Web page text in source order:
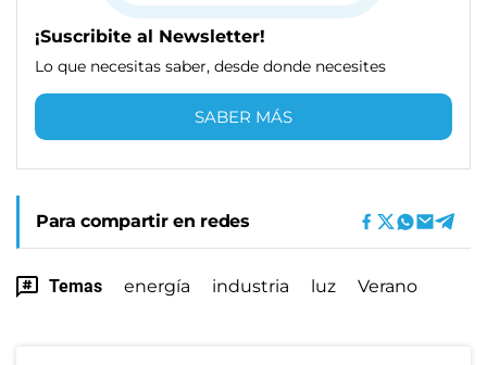
¡Suscribite al Newsletter!
Lo que necesitas saber, desde donde necesites
SABER MÁS
Para compartir en redes
Temas energía industria luz Verano